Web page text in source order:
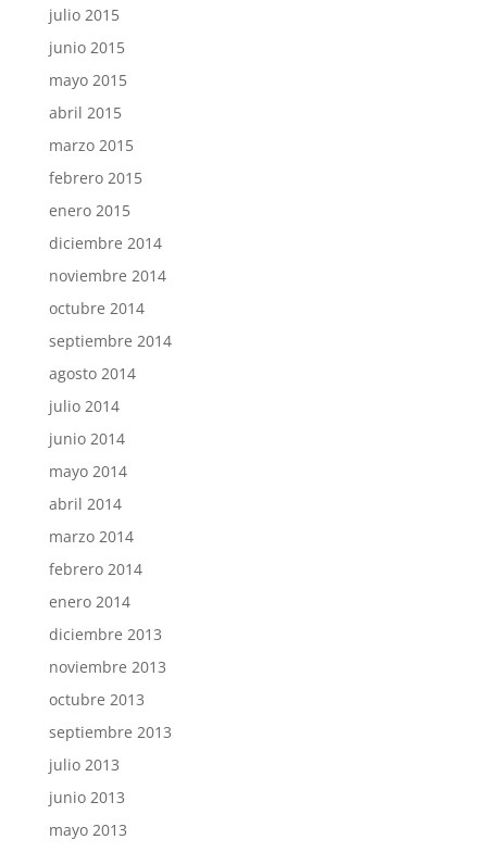
julio 2015
junio 2015
mayo 2015
abril 2015
marzo 2015
febrero 2015
enero 2015
diciembre 2014
noviembre 2014
octubre 2014
septiembre 2014
agosto 2014
julio 2014
junio 2014
mayo 2014
abril 2014
marzo 2014
febrero 2014
enero 2014
diciembre 2013
noviembre 2013
octubre 2013
septiembre 2013
julio 2013
junio 2013
mayo 2013